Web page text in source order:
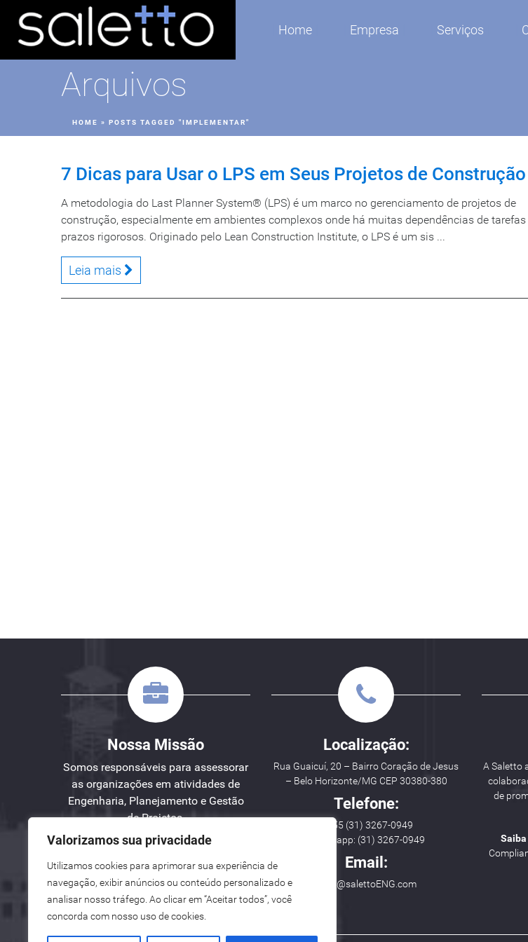
Valorizamos sua privacidade
Utilizamos cookies para aprimorar sua experiência de
navegação, exibir anúncios ou conteúdo personalizado e
analisar nosso tráfego. Ao clicar em “Aceitar todos”, você
concorda com nosso uso de cookies.
Home Empresa Serviços
Arquivos
HOME » POSTS TAGGED "IMPLEMENTAR"
7 Dicas para Usar o LPS em Seus Projetos de Construção
A metodologia do Last Planner System® (LPS) é um marco no gerenciamento de projetos de
construção, especialmente em ambientes complexos onde há muitas dependências de tarefas
prazos rigorosos. Originado pelo Lean Construction Institute, o LPS é um sis ...
Leia mais
Nossa Missão
Somos responsáveis para assessorar
as organizações em atividades de
Engenharia, Planejamento e Gestão
de Projetos.
See here an English version for you.
Vea aquí una versión en español para ti.
Localização:
Rua Guaicuí, 20 – Bairro Coração de Jesus
– Belo Horizonte/MG CEP 30380-380
Telefone:
++ 55 (31) 3267-0949
Whatsapp: (31) 3267-0949
Email:
hello@salettoENG.com
A Saletto
de